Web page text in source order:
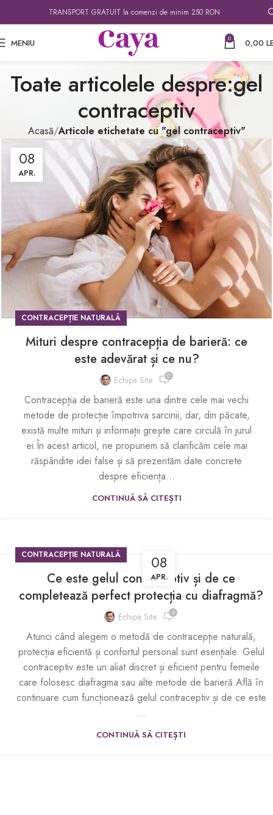
TRANSPORT GRATUIT la comenzi de minim 250 RON
MENIU 0 0,00
Toate articolele despre:gel
contraceptiv
Acasă Articole etichetate cu "gel contraceptiv"
08
APR.
CONTRACEPȚIE NATURALĂ
Mituri despre contracepția de barieră: ce
este adevărat și ce nu?
Echipa Site 0
Contracepția de barieră este una dintre cele mai vechi
metode de protecție împotriva sarcinii, dar, din păcate,
există multe mituri și informații greșite care circulă în jurul
ei.În acest articol, ne propunem să clarificăm cele mai
răspândite idei false și să prezentăm date concrete
despre eficiența...
CONTINUĂ SĂ CITEȘTI
08
APR.
CONTRACEPȚIE NATURALĂ
Ce este gelul contraceptiv și de ce
completează perfect protecția cu diafragmă?
Echipa Site 0
Atunci când alegem o metodă de contracepție naturală,
protecția eficientă și confortul personal sunt esențiale. Gelul
contraceptiv este un aliat discret și eficient pentru femeile
care folosesc diafragma sau alte metode de barieră.Află în
continuare cum funcționează gelul contraceptiv și de ce este
...
CONTINUĂ SĂ CITEȘTI